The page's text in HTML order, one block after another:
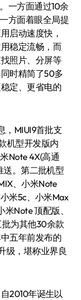
一方面通过10余
方面着眼全局提
启动速度快，
稳定流畅，而
照片、分屏等
时精简了50多
定、更省电的
MIUI9首批支
机型开发版内
Note 4X(高通
送。第二批机型
、小米Note
米5c、小米Max
Note 顶配版、
为其他30余款
五年前发布的
级，堪称业界良
2010年诞生以